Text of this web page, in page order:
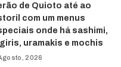
de Quioto até ao
com um menus
onde há sashimi,
uramakis e mochis
2026